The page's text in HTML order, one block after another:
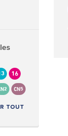
16
CN5
TOUT